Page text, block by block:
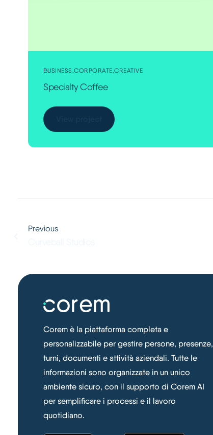
BUSINESS CORPORATE CREATIVE
Specialty Coffee
Previous
Corem è la piattaforma completa e
personalizzabile per gestire persone, presenze,
turni, documenti e attività aziendali. Tutte le
informazioni sono organizzate in un unico
ambiente sicuro, con il supporto di Corem AI
per semplificare i processi e il lavoro
quotidiano.